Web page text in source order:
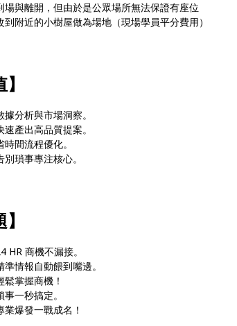
場與離開，但由於是公眾場所無法保證有座位
附近的小樹屋做為場地（現場學員平分費用）
據分析與市場洞察。
速產出高品質提案。
時間流程優化。
別瑣事專注核心。
HR 商機不漏接。
準情報自動餵到嘴邊。
鬆掌握商機！
事一秒搞定。
業爆發一戰成名！